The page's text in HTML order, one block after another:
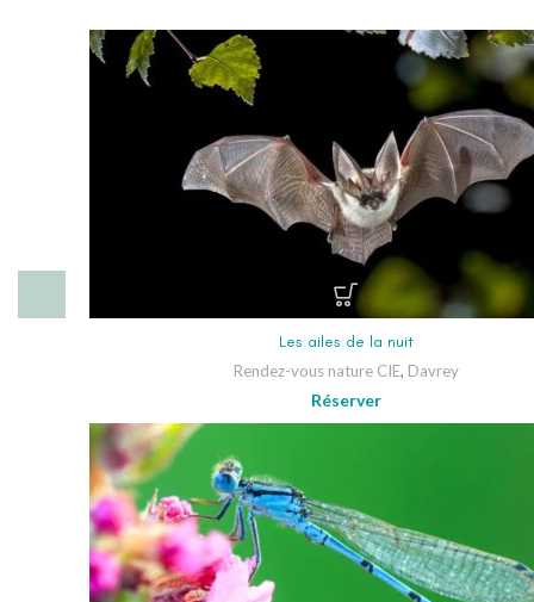
Les ailes de la nuit
Rendez-vous nature CIE, Davrey
Réserver